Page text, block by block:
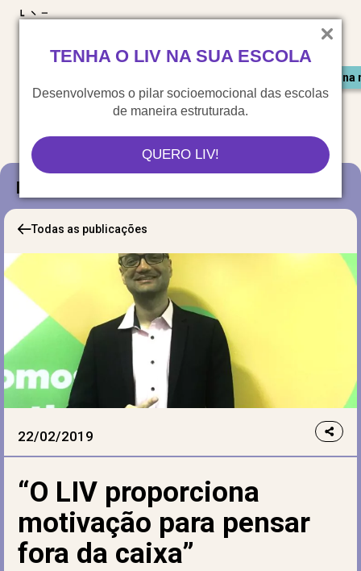
TENHA O LIV NA SUA ESCOLA
Desenvolvemos o pilar socioemocional das escolas
de maneira estruturada.
QUERO LIV!
Saiu
Blog
Todas as publicações
22/02/2019
“O LIV proporciona
motivação para pensar
fora da caixa”